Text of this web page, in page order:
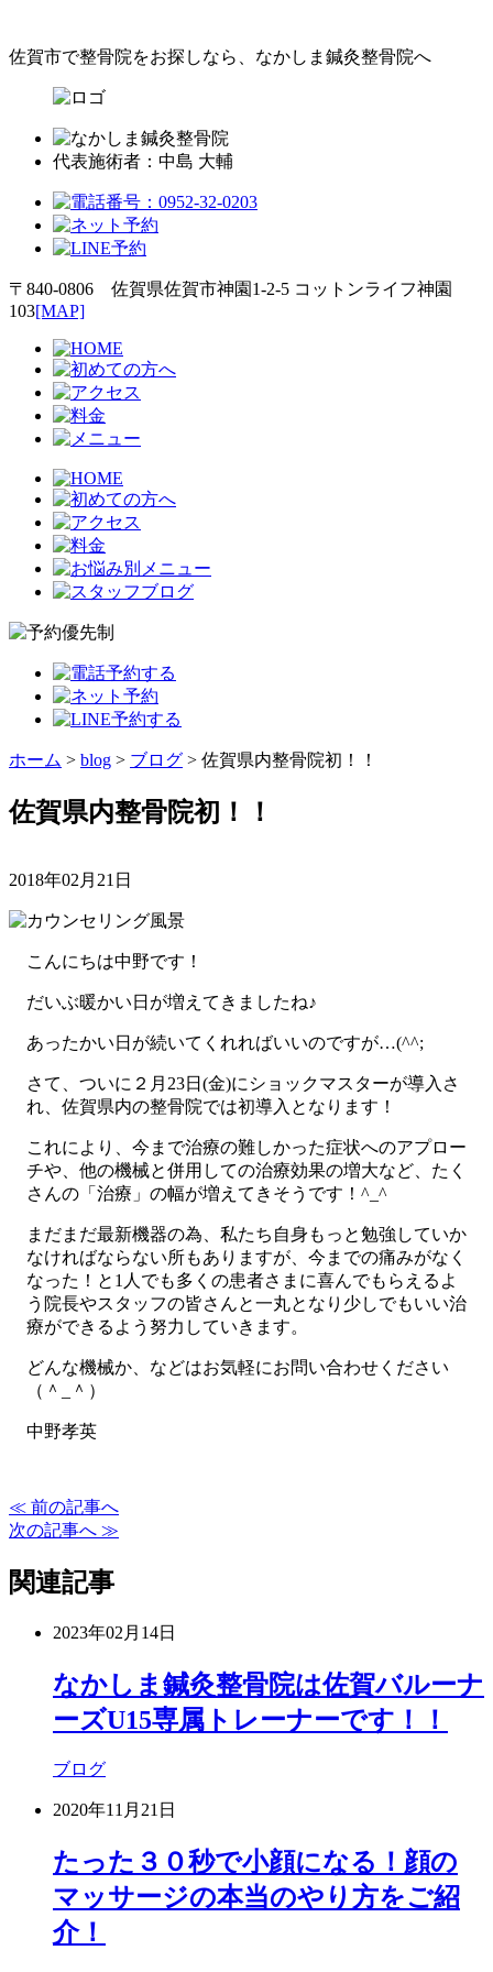
佐賀市で整骨院をお探しなら、なかしま鍼灸整骨院へ
代表施術者：中島 大輔
〒840-0806 佐賀県佐賀市神園1-2-5 コットンライフ神園
103[MAP]
ホーム > blog > ブログ > 佐賀県内整骨院初！！
佐賀県内整骨院初！！
2018年02月21日
こんにちは中野です！
だいぶ暖かい日が増えてきましたね♪
あったかい日が続いてくれればいいのですが…(^^;
さて、ついに２月23日(金)にショックマスターが導入さ
れ、佐賀県内の整骨院では初導入となります！
これにより、今まで治療の難しかった症状へのアプロー
チや、他の機械と併用しての治療効果の増大など、たく
さんの「治療」の幅が増えてきそうです！^_^
まだまだ最新機器の為、私たち自身もっと勉強していか
なければならない所もありますが、今までの痛みがなく
なった！と1人でも多くの患者さまに喜んでもらえるよ
う院長やスタッフの皆さんと一丸となり少しでもいい治
療ができるよう努力していきます。
どんな機械か、などはお気軽にお問い合わせください
（＾_＾）
中野孝英
≪ 前の記事へ
次の記事へ ≫
関連記事
2023年02月14日
なかしま鍼灸整骨院は佐賀バルーナ
ーズU15専属トレーナーです！！
ブログ
2020年11月21日
たった３０秒で小顔になる！顔の
マッサージの本当のやり方をご紹
介！